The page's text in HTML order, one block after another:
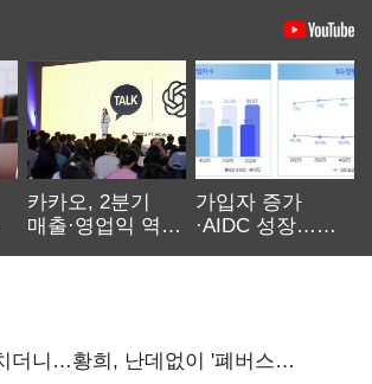
카카오, 2분기
매출·영업익 역대
가입자 증가
·AIDC 성장…
더니…황희, 난데없이 '폐버스